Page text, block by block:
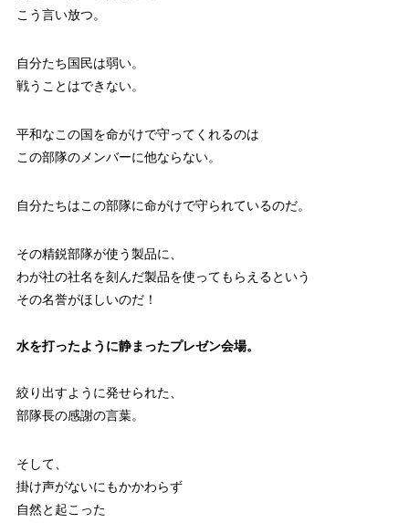
こう言い放つ。
自分たち国民は弱い。
戦うことはできない。
平和なこの国を命がけで守ってくれるのは
この部隊のメンバーに他ならない。
自分たちはこの部隊に命がけで守られているのだ。
その精鋭部隊が使う製品に、
わが社の社名を刻んだ製品を使ってもらえるという
その名誉がほしいのだ！
水を打ったように静まったプレゼン会場。
絞り出すように発せられた、
部隊長の感謝の言葉。
そして、
掛け声がないにもかかわらず
自然と起こった